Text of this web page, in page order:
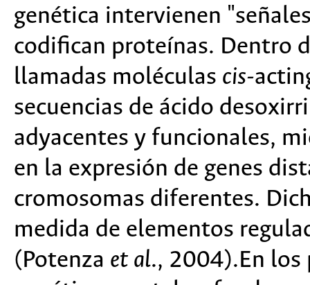
genética intervienen
codifican proteínas. Dentro
llamadas moléculas cis-
secuencias de ácido
adyacentes y funcionales,
en la expresión de genes
cromosomas diferentes.
medida de elementos
(Potenza et al., 2004).En